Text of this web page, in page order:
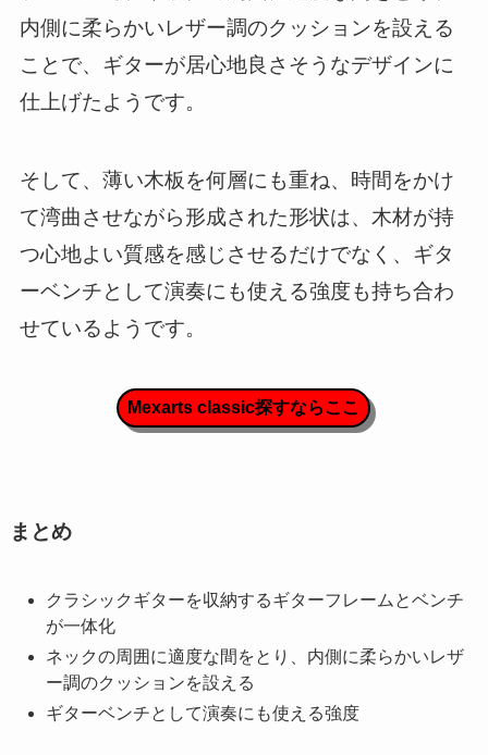
内側に柔らかいレザー調のクッションを設える
ことで、ギターが居心地良さそうなデザインに
仕上げたようです。
そして、薄い木板を何層にも重ね、時間をかけ
て湾曲させながら形成された形状は、木材が持
つ心地よい質感を感じさせるだけでなく、ギタ
ーベンチとして演奏にも使える強度も持ち合わ
せているようです。
Mexarts classic探すならここ
まとめ
クラシックギターを収納するギターフレームとベンチ
が一体化
ネックの周囲に適度な間をとり、内側に柔らかいレザ
ー調のクッションを設える
ギターベンチとして演奏にも使える強度